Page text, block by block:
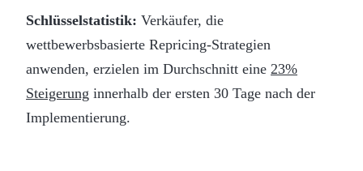
Schlüsselstatistik: Verkäufer, die
wettbewerbsbasierte Repricing-Strategien
anwenden, erzielen im Durchschnitt eine 23%
Steigerung innerhalb der ersten 30 Tage nach der
Implementierung.